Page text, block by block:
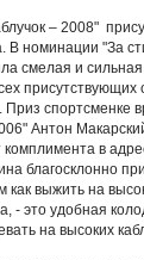
– 2008"
номинации "За
смелая и
спортсменке
Антон
в
благосклонно
выжить на
- это удобная
на высоких